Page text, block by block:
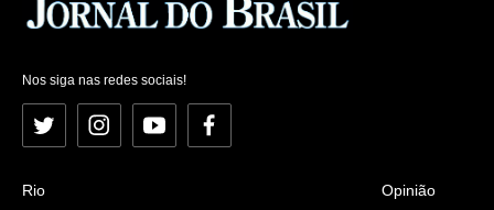
Nos siga nas redes sociais!
Twitter InstagramYouTubeFacebook
Rio
Opinião